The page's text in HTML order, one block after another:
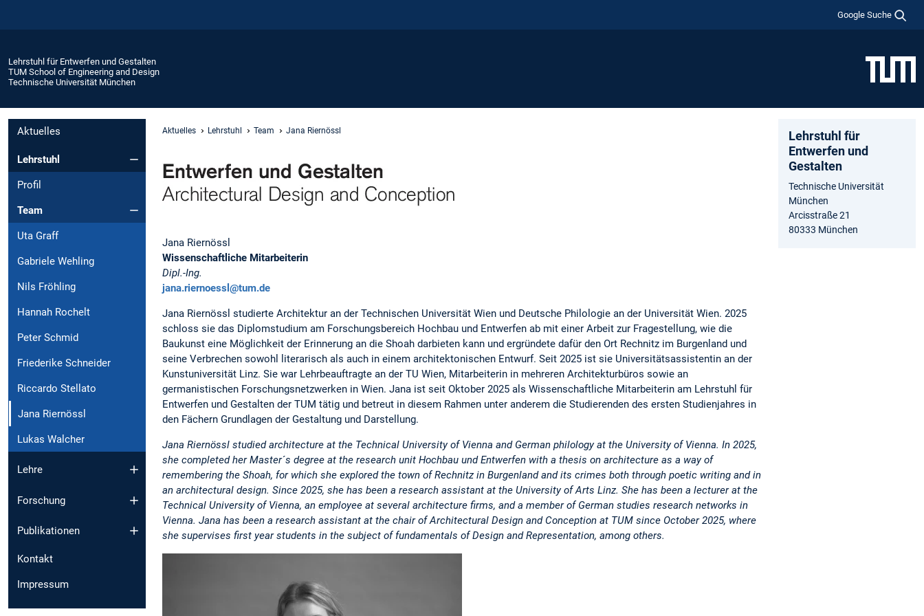
Google Suche
Lehrstuhl für Entwerfen und Gestalten
TUM School of Engineering and Design
Technische Universität München
Aktuelles
Lehrstuhl
Profil
Team
Uta Graff
Gabriele Wehling
Nils Fröhling
Hannah Rochelt
Peter Schmid
Friederike Schneider
Riccardo Stellato
Jana Riernössl
Lukas Walcher
Lehre
Forschung
Publikationen
Kontakt
Impressum
Aktuelles Lehrstuhl Team Jana Riernössl
Jana Riernössl
Wissenschaftliche Mitarbeiterin
Dipl.-Ing.
jana.riernoessl@tum.de
Jana Riernössl studierte Architektur an der Technischen Universität Wien und Deutsche Philologie an der Universität Wien. 2025
schloss sie das Diplomstudium am Forschungsbereich Hochbau und Entwerfen ab mit einer Arbeit zur Fragestellung, wie die
Baukunst eine Möglichkeit der Erinnerung an die Shoah darbieten kann und ergründete dafür den Ort Rechnitz im Burgenland und
seine Verbrechen sowohl literarisch als auch in einem architektonischen Entwurf. Seit 2025 ist sie Universitätsassistentin an der
Kunstuniversität Linz. Sie war Lehrbeauftragte an der TU Wien, Mitarbeiterin in mehreren Architekturbüros sowie an
germanistischen Forschungsnetzwerken in Wien. Jana ist seit Oktober 2025 als Wissenschaftliche Mitarbeiterin am Lehrstuhl für
Entwerfen und Gestalten der TUM tätig und betreut in diesem Rahmen unter anderem die Studierenden des ersten Studienjahres in
den Fächern Grundlagen der Gestaltung und Darstellung.
Jana Riernössl studied architecture at the Technical University of Vienna and German philology at the University of Vienna. In 2025,
she completed her Master´s degree at the research unit Hochbau und Entwerfen with a thesis on architecture as a way of
remembering the Shoah, for which she explored the town of Rechnitz in Burgenland and its crimes both through poetic writing and in
an architectural design. Since 2025, she has been a research assistant at the University of Arts Linz. She has been a lecturer at the
Technical University of Vienna, an employee at several architecture firms, and a member of German studies research networks in
Vienna. Jana has been a research assistant at the chair of Architectural Design and Conception at TUM since October 2025, where
she supervises first year students in the subject of fundamentals of Design and Representation, among others.
Lehrstuhl für
Entwerfen und
Gestalten
Technische Universität
München
Arcisstraße 21
80333 München